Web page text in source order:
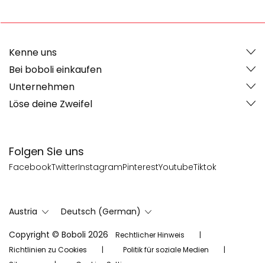
Folgen Sie uns
FacebookTwitterInstagramPinterestYoutubeTiktok
Kenne uns
Bei boboli einkaufen
Unternehmen
Löse deine Zweifel
Austria
Deutsch (German)
Copyright © Boboli 2026
Rechtlicher Hinweis
Richtlinien zu Cookies
Politik für soziale Medien